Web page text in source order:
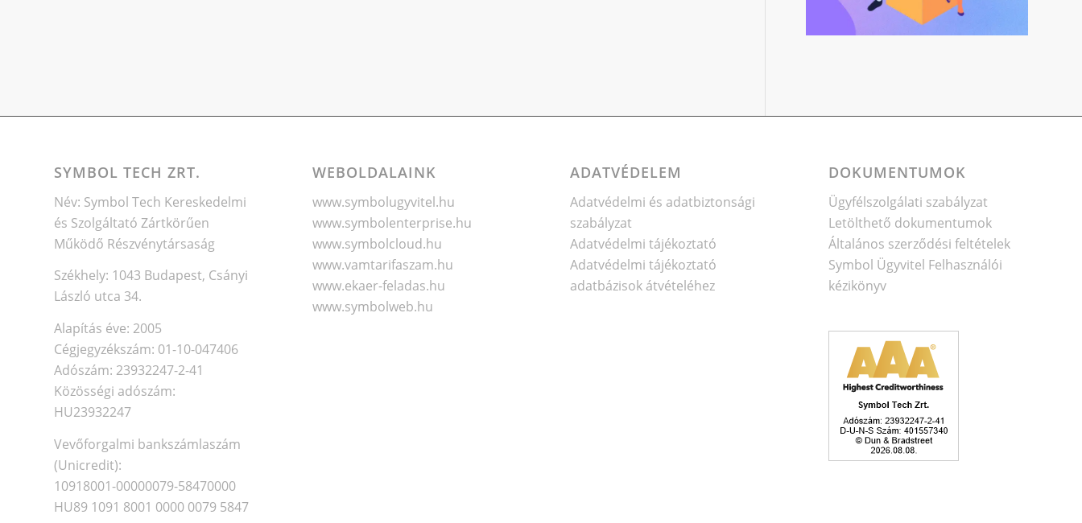
SYMBOL TECH ZRT.
Név: Symbol Tech Kereskedelmi
és Szolgáltató Zártkörűen
Működő Részvénytársaság
Székhely: 1043 Budapest, Csányi
László utca 34.
Alapítás éve: 2005
Cégjegyzékszám: 01-10-047406
Adószám: 23932247-2-41
Közösségi adószám:
HU23932247
Vevőforgalmi bankszámlaszám
(Unicredit):
10918001-00000079-58470000
HU89 1091 8001 0000 0079 5847
WEBOLDALAINK
www.symbolugyvitel.hu
www.symbolenterprise.hu
www.symbolcloud.hu
www.vamtarifaszam.hu
www.ekaer-feladas.hu
www.symbolweb.hu
ADATVÉDELEM
Adatvédelmi és adatbiztonsági
szabályzat
Adatvédelmi tájékoztató
Adatvédelmi tájékoztató
adatbázisok átvételéhez
DOKUMENTUMOK
Ügyfélszolgálati szabályzat
Letölthető dokumentumok
Általános szerződési feltételek
Symbol Ügyvitel Felhasználói
kézikönyv